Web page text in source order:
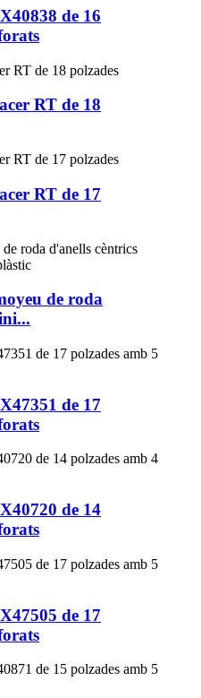
de 16
RT de 18
RT de 17
de roda
de 17
de 14
de 17